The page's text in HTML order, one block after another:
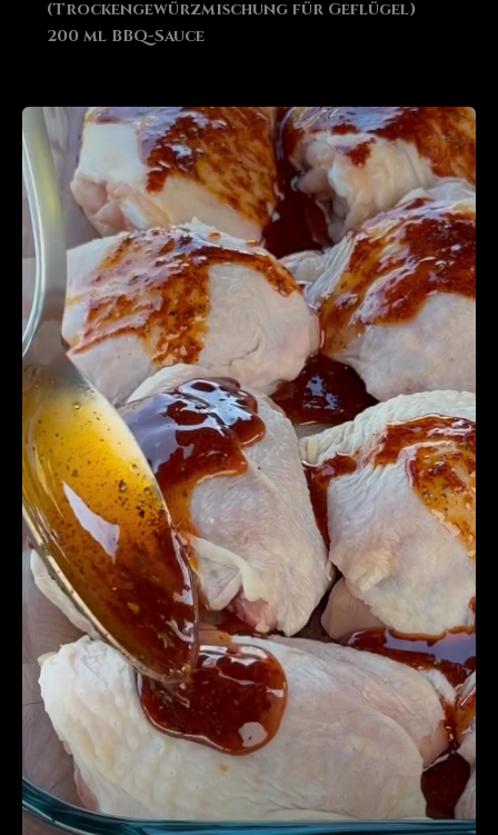
(Trockengewürzmischung für Geflügel)
200 ml BBQ-Sauce